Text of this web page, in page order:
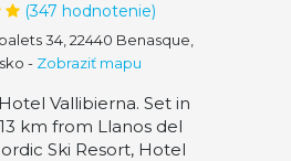
(347 hodnotenie)
34, 22440 Benasque,
- Zobraziť mapu
Vallibierna. Set in
km from Llanos del
Ski Resort, Hotel